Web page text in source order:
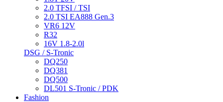
2.0 TFSI / TSI
2.0 TSI EA888 Gen.3
VR6 12V
R32
16V 1.8-2.0l
DSG / S-Tronic
DQ250
DQ381
DQ500
DL501 S-Tronic / PDK
Fashion